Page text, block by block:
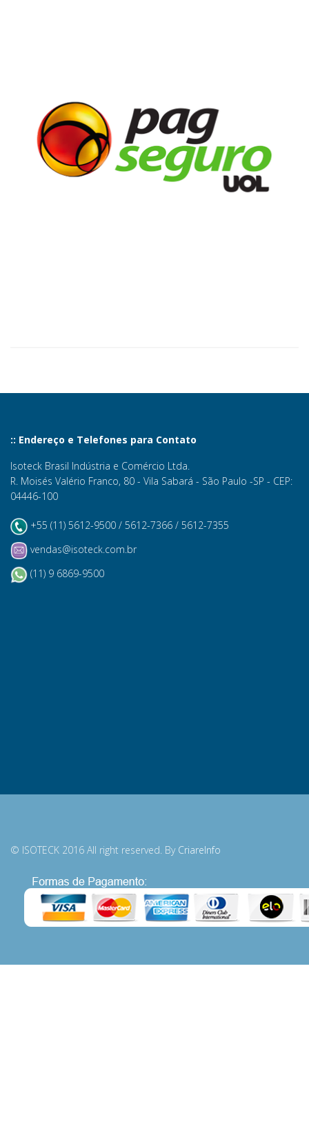
:: Endereço e Telefones para Contato
Isoteck Brasil Indústria e Comércio Ltda.
R. Moisés Valério Franco, 80 - Vila Sabará - São Paulo -SP - CEP:
04446-100
+55 (11) 5612-9500 / 5612-7366 / 5612-7355
vendas@isoteck.com.br
(11) 9 6869-9500
© ISOTECK 2016 All right reserved. By CriareInfo